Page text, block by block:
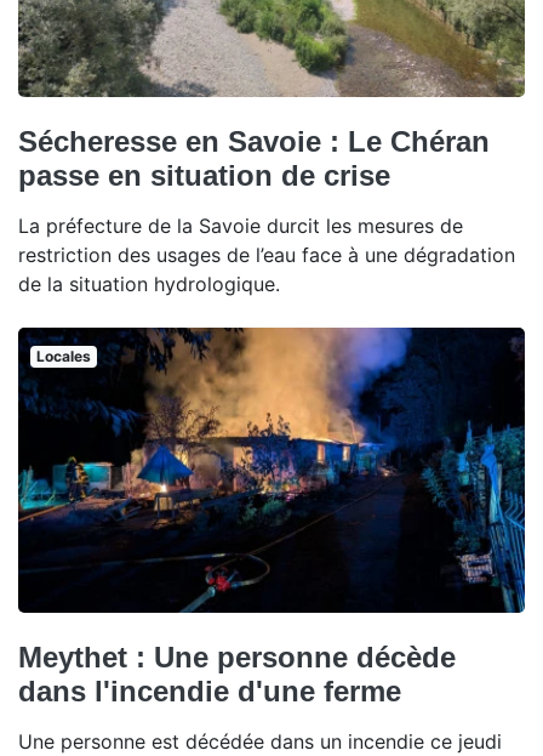
Sécheresse en Savoie : Le Chéran
passe en situation de crise
La préfecture de la Savoie durcit les mesures de
restriction des usages de l’eau face à une dégradation
de la situation hydrologique.
Locales
Meythet : Une personne décède
dans l'incendie d'une ferme
Une personne est décédée dans un incendie ce jeudi